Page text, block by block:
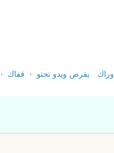
قفاك يقرص ويدو تحتو وراك